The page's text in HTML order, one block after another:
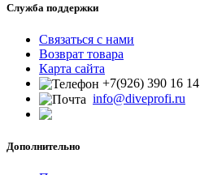
Служба поддержки
Связаться с нами
Возврат товара
Карта сайта
+7(926) 390 16 14
info@diveprofi.ru
Дополнительно